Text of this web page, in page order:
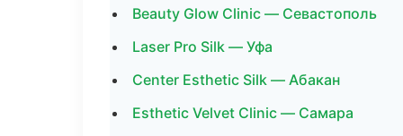
Beauty Glow Clinic — Севастополь
Laser Pro Silk — Уфа
Center Esthetic Silk — Абакан
Esthetic Velvet Clinic — Самара